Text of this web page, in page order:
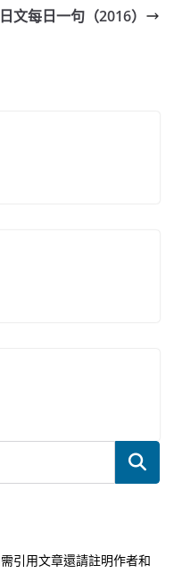
日文每日一句（2016）
引用文章還請註明作者和